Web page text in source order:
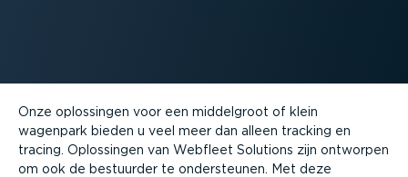
Onze oplossingen voor een middelgroot of klein
wagenpark bieden u veel meer dan alleen tracking en
tracing. Oplossingen van Webfleet Solutions zijn ontworpen
om ook de bestuurder te onder­steunen. Met deze